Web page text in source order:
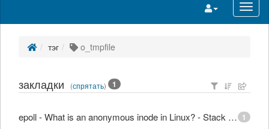
Переключить
тэг o_tmpfile
закладки (спрятать) 1
1
epoll - What is an anonymous inode in Linux? - Stack Overflow